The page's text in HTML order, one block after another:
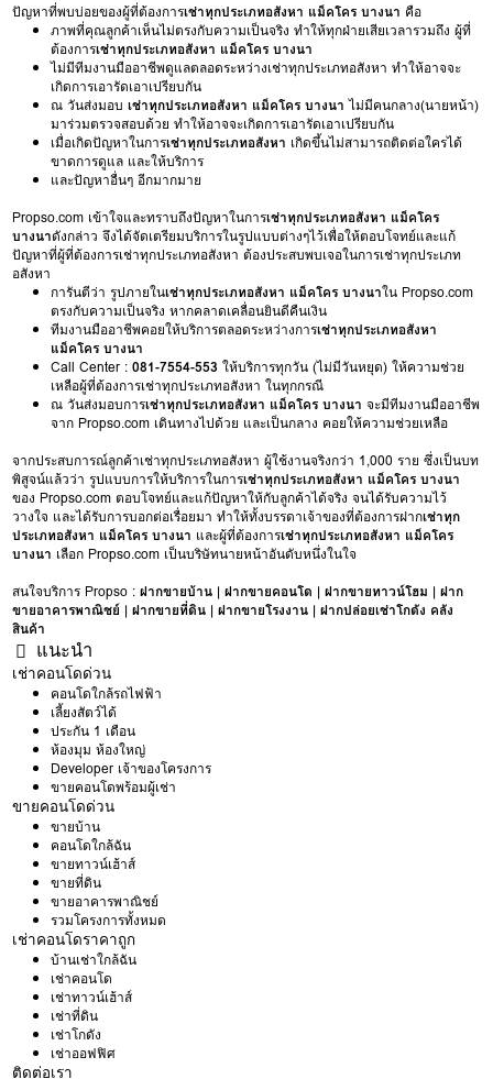
ปัญหาที่พบบ่อยของผู้ที่ต้องการเช่าทุกประเภทอสังหา แม็คโคร บางนา คือ
ภาพที่คุณลูกค้าเห็นไม่ตรงกับความเป็นจริง ทำให้ทุกฝ่ายเสียเวลารวมถึง ผู้ที่
ต้องการเช่าทุกประเภทอสังหา แม็คโคร บางนา
ไม่มีทีมงานมืออาชีพดูแลตลอดระหว่างเช่าทุกประเภทอสังหา ทำให้อาจจะ
เกิดการเอารัดเอาเปรียบกัน
ณ วันส่งมอบเช่าทุกประเภทอสังหา แม็คโคร บางนา ไม่มีคนกลาง(นายหน้า)
มาร่วมตรวจสอบด้วย ทำให้อาจจะเกิดการเอารัดเอาเปรียบกัน
เมื่อเกิดปัญหาในการเช่าทุกประเภทอสังหา เกิดขึ้นไม่สามารถติดต่อใครได้
ขาดการดูแล และให้บริการ
และปัญหาอื่นๆ อีกมากมาย
Propso.com เข้าใจและทราบถึงปัญหาในการเช่าทุกประเภทอสังหา แม็คโคร
บางนาดังกล่าว จึงได้จัดเตรียมบริการในรูปแบบต่างๆไว้เพื่อให้ตอบโจทย์และแก้
ปัญหาที่ผู้ที่ต้องการเช่าทุกประเภทอสังหา ต้องประสบพบเจอในการเช่าทุกประเภท
อสังหา
การันตีว่า รูปภายในเช่าทุกประเภทอสังหา แม็คโคร บางนาใน Propso.com
ตรงกับความเป็นจริง หากคลาดเคลื่อนยินดีคืนเงิน
ทีมงานมืออาชีพคอยให้บริการตลอดระหว่างการเช่าทุกประเภทอสังหา
แม็คโคร บางนา
Call Center :081-7554-553 ให้บริการทุกวัน (ไม่มีวันหยุด) ให้ความช่วย
เหลือผู้ที่ต้องการเช่าทุกประเภทอสังหา ในทุกกรณี
ณ วันส่งมอบการเช่าทุกประเภทอสังหา แม็คโคร บางนา จะมีทีมงานมืออาชีพ
จาก Propso.com เดินทางไปด้วย และเป็นกลาง คอยให้ความช่วยเหลือ
จากประสบการณ์ลูกค้าเช่าทุกประเภทอสังหา ผู้ใช้งานจริงกว่า 1,000 ราย ซึ่งเป็นบท
พิสูจน์แล้วว่า รูปแบบการให้บริการในการเช่าทุกประเภทอสังหา แม็คโคร บางนา
ของ Propso.com ตอบโจทย์และแก้ปัญหาให้กับลูกค้าได้จริง จนได้รับความไว้
วางใจ และได้รับการบอกต่อเรื่อยมา ทำให้ทั้งบรรดาเจ้าของที่ต้องการฝากเช่าทุก
ประเภทอสังหา แม็คโคร บางนา และผู้ที่ต้องการเช่าทุกประเภทอสังหา แม็คโคร
บางนา เลือก Propso.com เป็นบริษัทนายหน้าอันดับหนึ่งในใจ
สนใจบริการ Propso :ฝากขายบ้าน |ฝากขายคอนโด |ฝากขายทาวน์โฮม |ฝาก
ขายอาคารพาณิชย์ |ฝากขายที่ดิน |ฝากขายโรงงาน |ฝากปล่อยเช่าโกดัง คลัง
สินค้า
แนะนำ
เช่าคอนโดด่วน
คอนโดใกล้รถไฟฟ้า
เลี้ยงสัตว์ได้
ประกัน 1 เดือน
ห้องมุม ห้องใหญ่
Developer เจ้าของโครงการ
ขายคอนโดพร้อมผู้เช่า
ขายคอนโดด่วน
ขายบ้าน
คอนโดใกล้ฉัน
ขายทาวน์เฮ้าส์
ขายที่ดิน
ขายอาคารพาณิชย์
รวมโครงการทั้งหมด
เช่าคอนโดราคาถูก
บ้านเช่าใกล้ฉัน
เช่าคอนโด
เช่าทาวน์เฮ้าส์
เช่าที่ดิน
เช่าโกดัง
เช่าออฟฟิศ
ติดต่อเรา